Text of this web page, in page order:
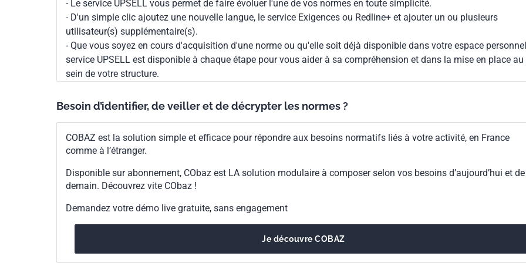
- Le service UPSELL vous permet de faire évoluer l'une de vos normes en toute simplicité.
- D'un simple clic ajoutez une nouvelle langue, le service Exigences ou Redline+ et ajouter un ou plusieurs
utilisateur(s) supplémentaire(s).
- Que vous soyez en cours d'acquisition d'une norme ou qu'elle soit déjà disponible dans votre espace
service UPSELL est disponible à chaque étape pour vous aider à sa compréhension et dans la mise en place au
sein de votre structure.
Besoin d’identifier, de veiller et de décrypter les normes ?
COBAZ est la solution simple et efficace pour répondre aux besoins normatifs liés à votre activité, en France
comme à l’étranger.
Disponible sur abonnement, CObaz est LA solution modulaire à composer selon vos besoins d’aujourd’hui et de
demain. Découvrez vite CObaz !
Demandez votre démo live gratuite, sans engagement
Je découvre COBAZ